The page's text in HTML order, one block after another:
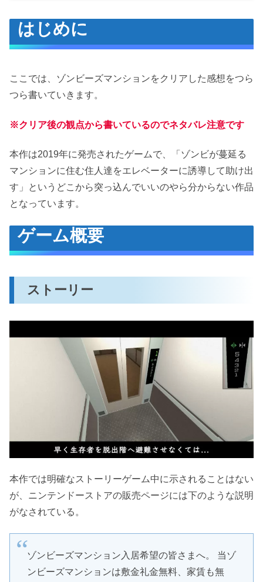
ゲーム概要
本作の特徴
シンプルなゲーム性
感想
良かった点
考える余地の多さ
悪かった点
ボリューム
いささかシンプルすぎる
はじめに
ここでは、ゾンビーズマンションをクリアした感想をつら
つら書いていきます。
※クリア後の観点から書いているのでネタバレ注意です
本作は2019年に発売されたゲームで、「ゾンビが蔓延る
マンションに住む住人達をエレベーターに誘導して助け出
す」というどこから突っ込んでいいのやら分からない作品
となっています。
ゲーム概要
ストーリー
本作では明確なストーリーゲーム中に示されることはない
が、ニンテンドーストアの販売ページには下のような説明
がなされている。
ゾンビーズマンション入居希望の皆さまへ。 当ゾ
ンビーズマンションは敷金礼金無料、家賃も無